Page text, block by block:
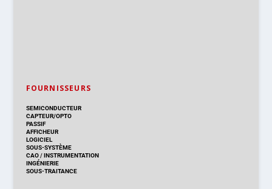
FOURNISSEURS
SEMICONDUCTEUR
CAPTEUR/OPTO
PASSIF
AFFICHEUR
LOGICIEL
SOUS-SYSTÈME
CAO/INSTRUMENTATION
INGÉNIERIE
SOUS-TRAITANCE